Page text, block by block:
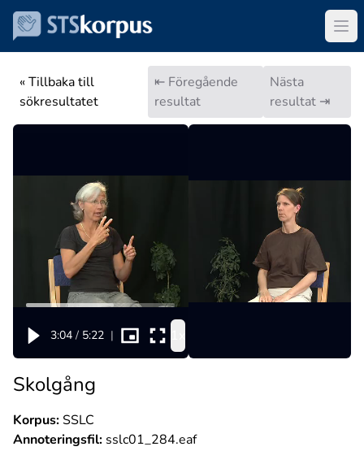
« Tillbaka till
sökresultatet
⇤ Föregående
resultat
Nästa
resultat ⇥
3:04 / 5:22 |
Skolgång
Korpus:SSLC
Annoteringsfil: sslc01_284.eaf